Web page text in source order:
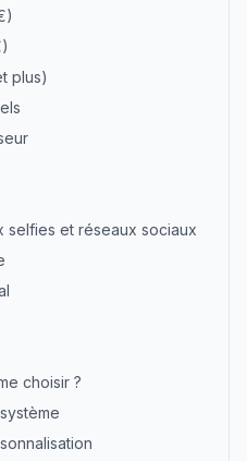
plus)
selfies et réseaux sociaux
choisir ?